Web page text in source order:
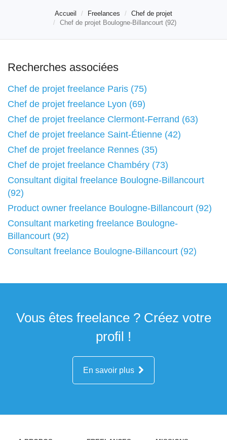
Accueil Freelances
Chef de projet
Chef de projet Boulogne-Billancourt (92)
Recherches associées
Chef de projet freelance Paris (75)
Chef de projet freelance Lyon (69)
Chef de projet freelance Clermont-Ferrand (63)
Chef de projet freelance Saint-Étienne (42)
Chef de projet freelance Rennes (35)
Chef de projet freelance Chambéry (73)
Consultant digital freelance Boulogne-Billancourt
(92)
Product owner freelance Boulogne-Billancourt (92)
Consultant marketing freelance Boulogne-
Billancourt (92)
Consultant freelance Boulogne-Billancourt (92)
Vous êtes freelance ? Créez votre
profil !
En savoir plus